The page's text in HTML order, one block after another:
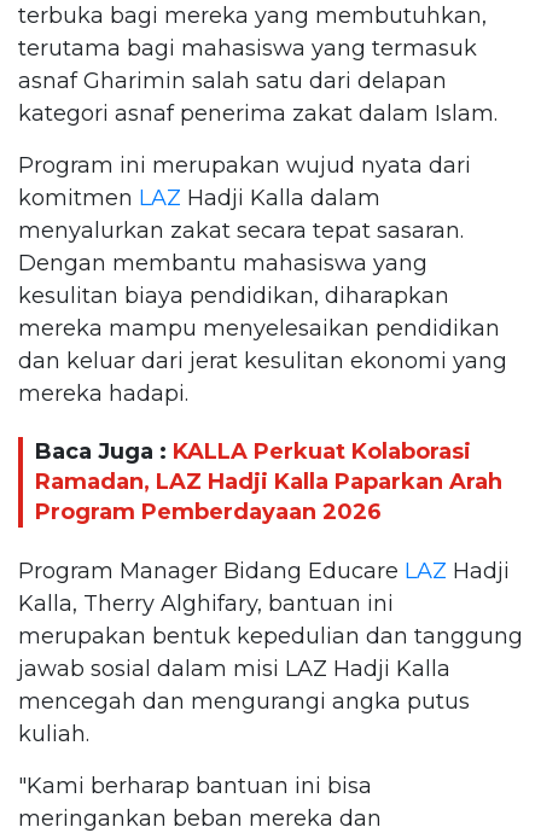
terbuka bagi mereka yang membutuhkan,
terutama bagi mahasiswa yang termasuk
asnaf Gharimin salah satu dari delapan
kategori asnaf penerima zakat dalam Islam.
Program ini merupakan wujud nyata dari
komitmen LAZ Hadji Kalla dalam
menyalurkan zakat secara tepat sasaran.
Dengan membantu mahasiswa yang
kesulitan biaya pendidikan, diharapkan
mereka mampu menyelesaikan pendidikan
dan keluar dari jerat kesulitan ekonomi yang
mereka hadapi.
Baca Juga : KALLA Perkuat Kolaborasi
Ramadan, LAZ Hadji Kalla Paparkan Arah
Program Pemberdayaan 2026
Program Manager Bidang Educare LAZ Hadji
Kalla, Therry Alghifary, bantuan ini
merupakan bentuk kepedulian dan tanggung
jawab sosial dalam misi LAZ Hadji Kalla
mencegah dan mengurangi angka putus
kuliah.
"Kami berharap bantuan ini bisa
meringankan beban mereka dan